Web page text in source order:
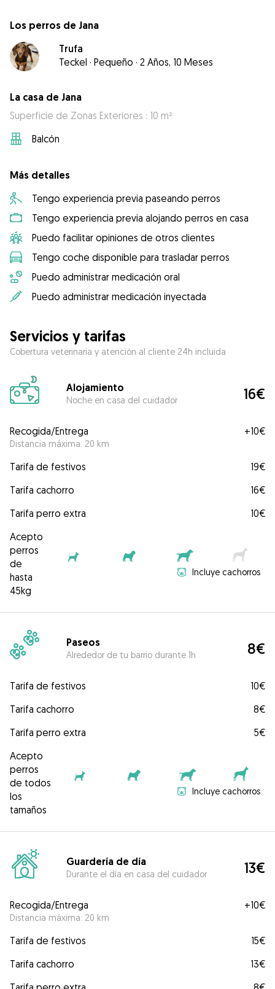
Los perros de Jana
Trufa
Teckel · Pequeño · 2 Años, 10 Meses
La casa de Jana
Superficie de Zonas Exteriores : 10 m²
Balcón
Más detalles
Tengo experiencia previa paseando perros
Tengo experiencia previa alojando perros en casa
Puedo facilitar opiniones de otros clientes
Tengo coche disponible para trasladar perros
Puedo administrar medicación oral
Puedo administrar medicación inyectada
Servicios y tarifas
Cobertura veterinaria y atención al cliente 24h incluida
Alojamiento
Noche en casa del cuidador 16€
Recogida/Entrega
Distancia máxima: 20 km
+10€
Tarifa de festivos
19€
Tarifa cachorro
16€
Tarifa perro extra
10€
Acepto
perros
de
hasta
45kg
Incluye cachorros
Paseos
Alrededor de tu barrio durante 1h 8€
Tarifa de festivos
10€
Tarifa cachorro
8€
Tarifa perro extra
5€
Acepto
perros
de todos
los
tamaños
Incluye cachorros
Guardería de día
Durante el día en casa del cuidador 13€
Recogida/Entrega
Distancia máxima: 20 km
+10€
Tarifa de festivos
15€
Tarifa cachorro
13€